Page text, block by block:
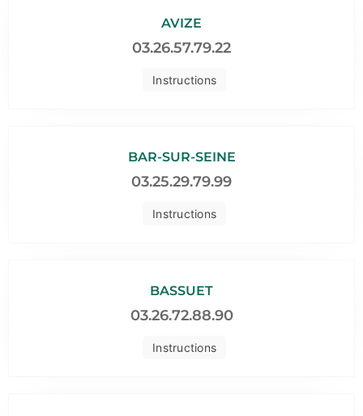
Instructions
AVIZE
03.26.57.79.22
Instructions
BAR-SUR-SEINE
03.25.29.79.99
Instructions
BASSUET
03.26.72.88.90